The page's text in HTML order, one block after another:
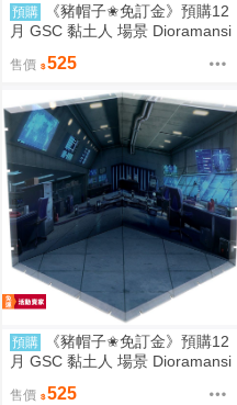
預購
《豬帽子✬免訂金》預購12
月 GSC 黏土人 場景 Dioramansi
售價 525
預購
《豬帽子✬免訂金》預購12
月 GSC 黏土人 場景 Dioramansi
售價 525